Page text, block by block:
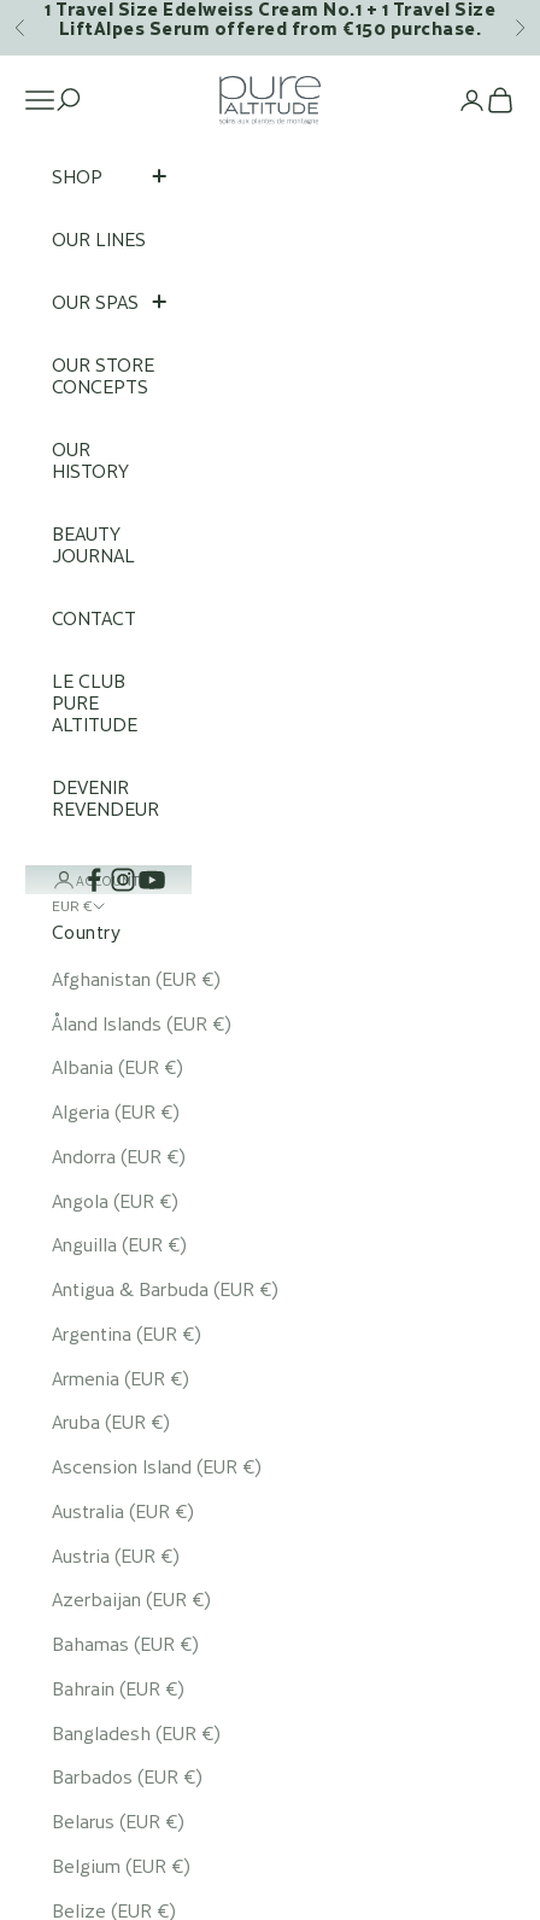
Skip to content
Previous
1 Travel Size Edelweiss Cream No.1 + 1 Travel Size
LiftAlpes Serum offered from €150 purchase.
Pure Altitude
Open navigation menu
SHOP
OUR LINES
OUR SPAS
OUR STORE
CONCEPTS
OUR
HISTORY
BEAUTY
JOURNAL
CONTACT
LE CLUB
PURE
ALTITUDE
DEVENIR
REVENDEUR
ACCOUNT
EUR €
Country
Afghanistan (EUR €)
Åland Islands (EUR €)
Albania (EUR €)
Algeria (EUR €)
Andorra (EUR €)
Angola (EUR €)
Anguilla (EUR €)
Antigua & Barbuda (EUR €)
Argentina (EUR €)
Armenia (EUR €)
Aruba (EUR €)
Ascension Island (EUR €)
Australia (EUR €)
Austria (EUR €)
Azerbaijan (EUR €)
Bahamas (EUR €)
Bahrain (EUR €)
Bangladesh (EUR €)
Barbados (EUR €)
Belarus (EUR €)
Belgium (EUR €)
Belize (EUR €)